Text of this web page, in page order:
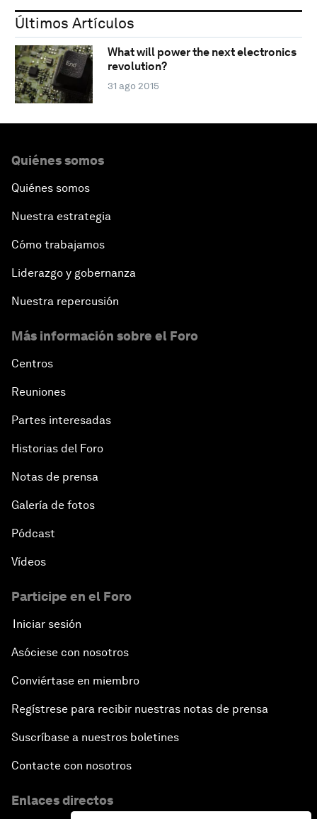
Últimos Artículos
What will power the next electronics
revolution?
31 ago 2015
Quiénes somos
Quiénes somos
Nuestra estrategia
Cómo trabajamos
Liderazgo y gobernanza
Nuestra repercusión
Más información sobre el Foro
Centros
Reuniones
Partes interesadas
Historias del Foro
Notas de prensa
Galería de fotos
Pódcast
Vídeos
Participe en el Foro
Iniciar sesión
Asóciese con nosotros
Conviértase en miembro
Regístrese para recibir nuestras notas de prensa
Suscríbase a nuestros boletines
Contacte con nosotros
Enlaces directos